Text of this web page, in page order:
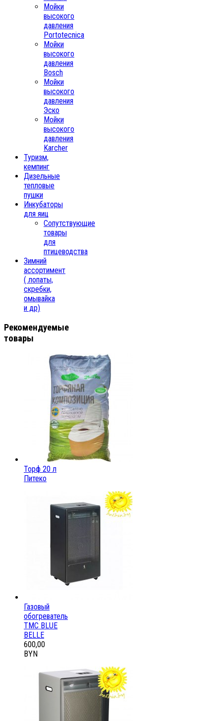
Мойки
высокого
давления
Portotecnica
Мойки
высокого
давления
Bosch
Мойки
высокого
давления
Эско
Мойки
высокого
давления
Karcher
Туризм,
кемпинг
Дизельные
тепловые
пушки
Инкубаторы
для яиц
Сопутствующие
товары
для
птицеводства
Зимний
ассортимент
( лопаты,
скребки,
омывайка
и др)
Рекомендуемые
товары
Торф 20 л
Питеко
Газовый
обогреватель
ТМС BLUE
BELLE
600,00
BYN